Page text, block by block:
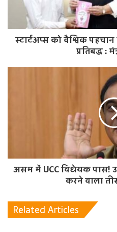
स्टार्टअप्स को वैश्विक
प्रतिबद्ध :
असम में UCC विधेयक पास!
करने वाला
Related Articles